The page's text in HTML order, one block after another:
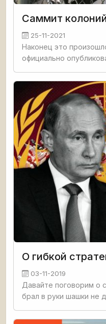
Саммит
25-11-2021
Наконец это
официально
отобранных по
послушности, на
О гибкой
03-11-2019
Давайте поговорим о
брал в руки шашки не
помнить, фигуры не